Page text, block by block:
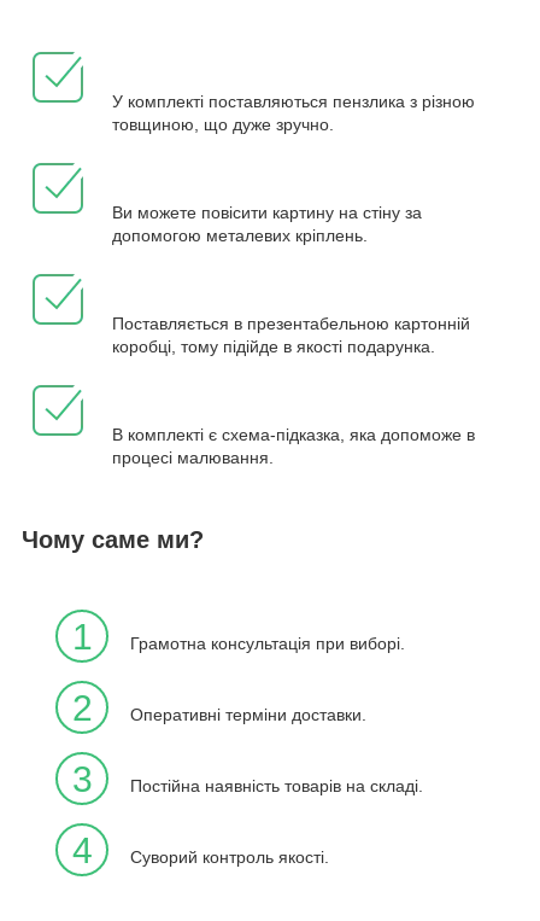
У комплекті поставляються пензлика з різною
товщиною, що дуже зручно.
Ви можете повісити картину на стіну за
допомогою металевих кріплень.
Поставляється в презентабельною картонній
коробці, тому підійде в якості подарунка.
В комплекті є схема-підказка, яка допоможе в
процесі малювання.
Чому саме ми?
1 Грамотна консультація при виборі.
2 Оперативні терміни доставки.
3 Постійна наявність товарів на складі.
4 Суворий контроль якості.